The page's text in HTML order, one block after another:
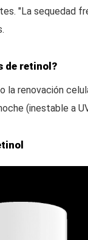
"La sequedad
de retinol?
la renovación
(inestable a